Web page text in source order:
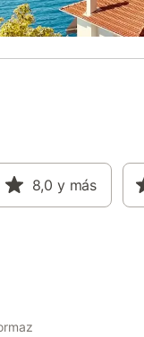
de Silos. Hay una
disponible en el
máximo de 4
Estas casas rurales
agradable por
todo el año.
8,0 y más